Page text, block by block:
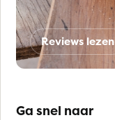
Reviews lezen
Ga snel naar